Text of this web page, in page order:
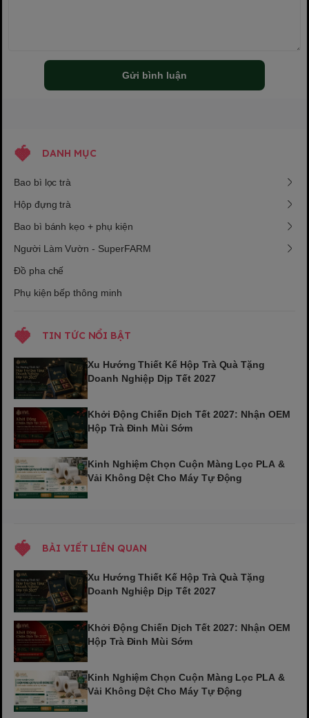
Gửi bình luận
DANH MỤC
Bao bì lọc trà
Hộp đựng trà
Bao bì bánh kẹo + phụ kiện
Người Làm Vườn - SuperFARM
Đồ pha chế
Phụ kiện bếp thông minh
TIN TỨC NỔI BẬT
Xu Hướng Thiết Kế Hộp Trà Quà Tặng
Doanh Nghiệp Dịp Tết 2027
Khởi Động Chiến Dịch Tết 2027: Nhận OEM
Hộp Trà Đinh Mùi Sớm
Kinh Nghiệm Chọn Cuộn Màng Lọc PLA &
Vải Không Dệt Cho Máy Tự Động
BÀI VIẾT LIÊN QUAN
Xu Hướng Thiết Kế Hộp Trà Quà Tặng
Doanh Nghiệp Dịp Tết 2027
Khởi Động Chiến Dịch Tết 2027: Nhận OEM
Hộp Trà Đinh Mùi Sớm
Kinh Nghiệm Chọn Cuộn Màng Lọc PLA &
Vải Không Dệt Cho Máy Tự Động